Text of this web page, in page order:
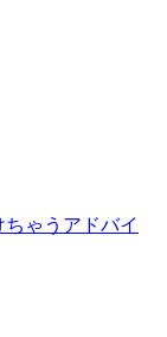
ゃうアドバイ